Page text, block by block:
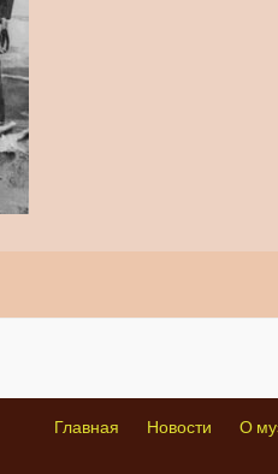
Главная Новости О